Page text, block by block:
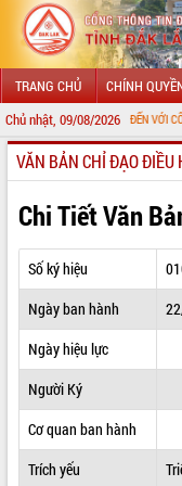
TRANG CHỦ CHÍNH
Chủ nhật, 09/08/2026
CHÀO MỪNG ĐẾN VỚI CỔNG THÔNG
GIỚI THIỆU
LÃNH ĐẠO UBND TỈNH
TIN TỨC SỰ KIỆN
SỞ, BAN, NGÀNH
THÔNG TIN CHỈ ĐẠO ĐIỀU HÀNH
HỆ THỐNG VĂN BẢN
VĂN BẢN HĐND TỈNH
VĂN BẢN CHỈ ĐẠO ĐIỀU
Chi Tiết Văn
Số ký hiệu
Ngày ban hành
Ngày hiệu lực
Người Ký
Cơ quan ban hành
Trích yếu